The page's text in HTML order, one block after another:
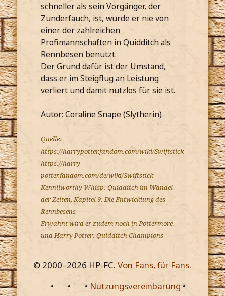
schneller als sein Vorgänger, der
Zunderfauch, ist, wurde er nie von
einer der zahlreichen
Profimannschaften in Quidditch als
Rennbesen benutzt.
Der Grund dafür ist der Umstand,
dass er im Steigflug an Leistung
verliert und damit nutzlos für sie ist.
Autor: Coraline Snape (Slytherin)
Quelle:
https://harrypotter.fandom.com/wiki/Swiftstick
https://harry-
potter.fandom.com/de/wiki/Swiftstick
Kennilworthy Whisp: Quidditch im Wandel
der Zeiten, Kapitel 9: Die Entwicklung des
Rennbesens
Erwähnt wird er zudem noch in Pottermore
und Harry Potter: Quidditch Champions
© 2000–2026 HP-FC.Von Fans, für Fans.
•
• • Nutzungsvereinbarung•